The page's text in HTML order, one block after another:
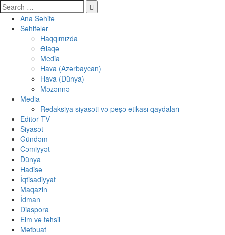
Ana Səhifə
Səhifələr
Haqqımızda
Əlaqə
Media
Hava (Azərbaycan)
Hava (Dünya)
Məzənnə
Media
Redaksiya siyasəti və peşə etikası qaydaları
Editor TV
Siyasət
Gündəm
Cəmiyyət
Dünya
Hadisə
İqtisadiyyat
Maqazin
İdman
Diaspora
Elm və təhsil
Mətbuat